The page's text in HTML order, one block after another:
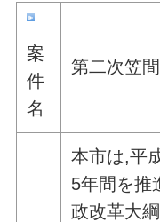
案
件
名
第二次笠
本市は,平
5年間を推
政改革大